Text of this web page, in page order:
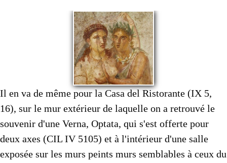
Il en va de même pour la Casa del Ristorante (IX 5,
16), sur le mur extérieur de laquelle on a retrouvé le
souvenir d'une Verna, Optata, qui s'est offerte pour
deux axes (CIL IV 5105) et à l'intérieur d'une salle
exposée sur les murs peints murs semblables à ceux du